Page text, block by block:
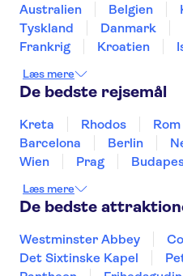
Giethoorn Canals
Dam
De Wallen
Australien Belgien
Tyskland
Danmark
Frankrig
Kroatien
Sverige
Slovenien
Læs mere
De bedste rejsemål
Kreta Rhodos Rom
Barcelona
Berlin
Wien
Prag
Aarhus
Læs mere
De bedste
Westminster Abbey
Det Sixtinske Kapel